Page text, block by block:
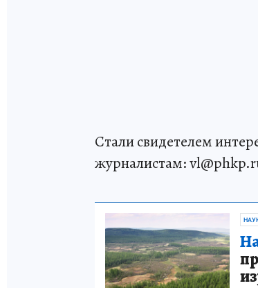
Стали свидетелем
журналистам: